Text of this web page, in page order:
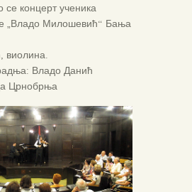
се концерт ученика
„Владо Милошевић“ Бања
виолина.
Владо Данић
Црнобрња